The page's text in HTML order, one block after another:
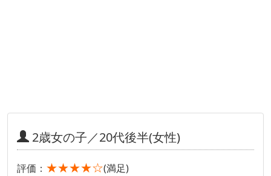
2歳女の子／20代後半(女性)
評価： ★★★★☆(満足)